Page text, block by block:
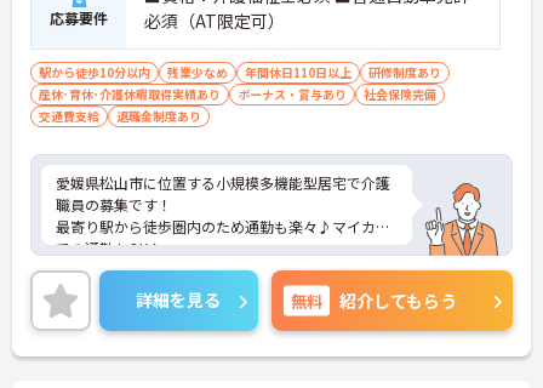
応募要件
必須（AT限定可）
駅から徒歩10分以内 残業少なめ 年間休日110日以上
研修制度あり
産休･育休･介護休暇取得実績あり
ボーナス・賞与あり
社会保険完備
交通費支給
退職金制度あり
愛媛県松山市に位置する小規模多機能型居宅で介護
職員の募集です！
最寄り駅から徒歩圏内のため通勤も楽々♪マイカー
での通勤もOK！
年間休日110日もあり、プライベートとの両立を目
指す方におすすめの環境です◎昇給や賞与制度があ
り、頑張りが評価されてしっかりと還元されます。
しっかりとしたフォロー体制で、経験に関わらず安
心してスタートできます。
詳細を見る 無料 紹介してもらう